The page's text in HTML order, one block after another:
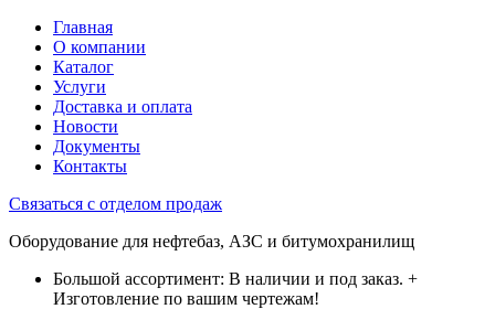
Главная
О компании
Каталог
Услуги
Доставка и оплата
Новости
Документы
Контакты
Связаться с отделом продаж
Оборудование для нефтебаз, АЗС и битумохранилищ
Большой ассортимент: В наличии и под заказ. +
Изготовление по вашим чертежам!